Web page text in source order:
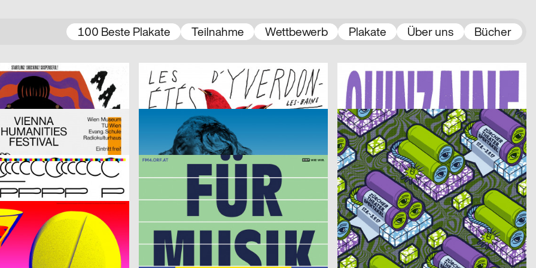
100 Beste Plakate Teilnahme Wettbewerb Plakate Über uns Bücher
Chau D Atelier Poisson CH
2017
LES ÉTÉS D’YVERDON [Sommer in Yverdon]
Atelier Poisson CH
2017
A
2017
HAMMER CH
2017
ZTS Zürcher Theater Spektakel 2017
2017
LWZ, Wittmann Michael
FM4
Henger Timm, Wetterney Martin D
2017
Rundgang HGB Leipzig 2017
Fußgänger
derhund.org CH
2017
Tribute to Tom Petty
2017
Hubertus Design
2017
Studio Tillack Knöll, Studio Terhedebrügge D
2017